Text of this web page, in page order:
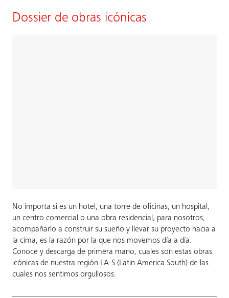
Dossier de obras icónicas
No importa si es un hotel, una torre de oficinas, un hospital,
un centro comercial o una obra residencial, para nosotros,
acompañarlo a construir su sueño y llevar su proyecto hacia a
la cima, es la razón por la que nos movemos día a día.
Conoce y descarga de primera mano, cuales son estas obras
icónicas de nuestra región LA-S (Latin America South) de las
cuales nos sentimos orgullosos.